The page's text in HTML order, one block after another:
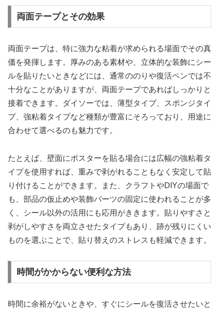
両面テープとその効果
両面テープは、特に強力な粘着が求められる場面でその真
価を発揮します。厚みのある素材や、立体的な装飾にシー
ルを貼りたいときなどには、通常ののりや復活ペンでは不
十分なことがありますが、両面テープであればしっかりと
接着できます。ダイソーでは、薄型タイプ、スポンジタイ
プ、強粘着タイプなど種類が豊富にそろっており、用途に
合わせて選べるのも魅力です。
たとえば、壁面にポスターを貼る場合には広幅の強粘着タ
イプを使用すれば、重みで剥がれることもなく安定して貼
り付けることができます。また、クラフトやDIYの場面で
も、部品の仮止めや装飾パーツの固定に使われることが多
く、シール以外の活用にも応用がききます。貼りやすさと
剥がしやすさを両立させたタイプもあり、跡が残りにくい
ものを選ぶことで、貼り替えのストレスも軽減できます。
時間がかからない便利な方法
時間に余裕がないときや、すぐにシールを復活させたいと